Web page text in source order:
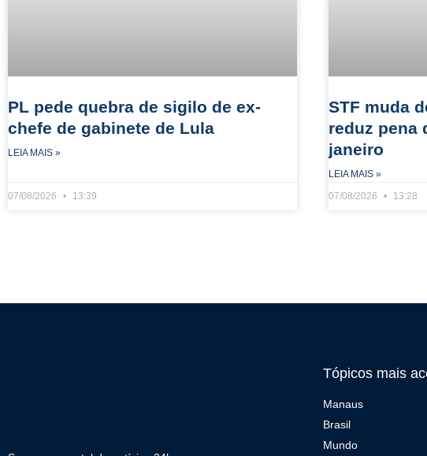
PL pede quebra de sigilo de ex-
chefe de gabinete de Lula
LEIA MAIS »
07/08/2026 13:39
STF muda
reduz pena
janeiro
LEIA MAIS »
07/08/2026
13:28
Tópicos mais
Manaus
Brasil
Mundo